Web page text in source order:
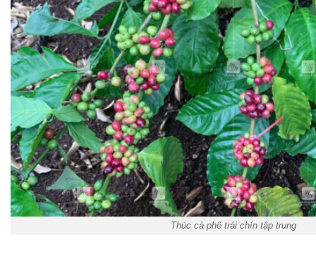
Thúc cà phê trái chín tập trung